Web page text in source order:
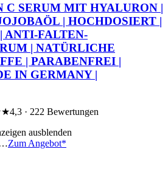
C SERUM MIT HYALURON |
| HOCHDOSIERT |
ANTI-FALTEN-
| NATÜRLICHE
| PARABENFREI |
IN GERMANY |
4,3 · 222 Bewertungen
ausblenden
…Zum Angebot*